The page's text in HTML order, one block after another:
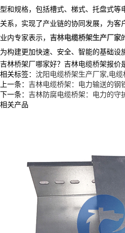
型和规格，包括槽式、梯式、托盘式
关系，实现了产业链的协同发展，为客
业内专家表示， 吉林电缆桥架生产厂家
为构建更加快速、安全、智能的基础设
吉林桥架厂哪家好？吉林电缆桥架报
相关标签： 沈阳电缆桥架生产厂家,电
上一条： 吉林电缆桥架：电力输送的钢
下一条： 吉林防腐电缆桥架：电力的守
相关产品